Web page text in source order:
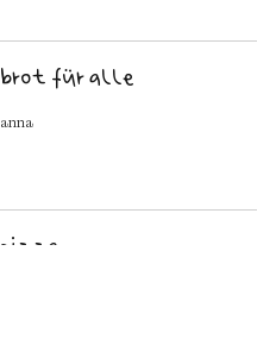
brot für alle
anna
pizza